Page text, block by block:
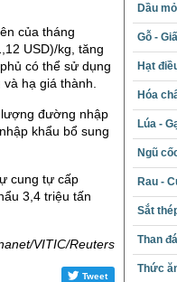
của tháng
USD)/kg, tăng
có thể sử dụng
hạ giá thành.
đường nhập
khẩu bổ sung
cung tự cấp
3,4 triệu tấn
VITIC/Reuters
Tweet
Dầu
Gỗ -
Hạt
Hóa
Lúa -
Ngũ
Rau -
Sắt
Than đá
Thức